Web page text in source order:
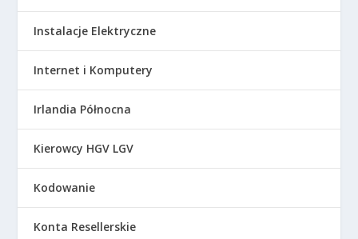
Instalacje Elektryczne
Internet i Komputery
Irlandia Północna
Kierowcy HGV LGV
Kodowanie
Konta Resellerskie